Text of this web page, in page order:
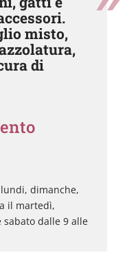
misto,
di
dimanche,
il martedì,
dalle 9 alle